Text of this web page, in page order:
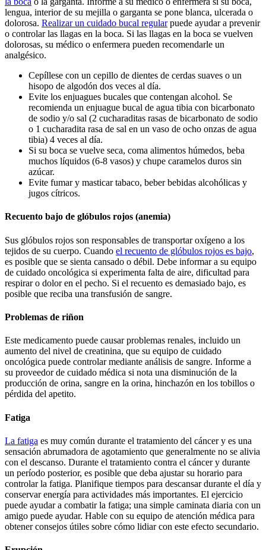
lengua, interior de su mejilla o garganta se pone blanca, ulcerada o
dolorosa. Realizar un cuidado bucal regularpuede ayudar a prevenir
o controlar las llagas en la boca. Si las llagas en la boca se vuelven
dolorosas, su médico o enfermera pueden recomendarle un
analgésico.
Cepíllese con un cepillo de dientes de cerdas suaves o un
hisopo de algodón dos veces al día.
Evite los enjuagues bucales que contengan alcohol. Se
recomienda un enjuague bucal de agua tibia con bicarbonato
de sodio y/o sal (2 cucharaditas rasas de bicarbonato de sodio
o 1 cucharadita rasa de sal en un vaso de ocho onzas de agua
tibia) 4 veces al día.
Si su boca se vuelve seca, coma alimentos húmedos, beba
muchos líquidos (6-8 vasos) y chupe caramelos duros sin
azúcar.
Evite fumar y masticar tabaco, beber bebidas alcohólicas y
jugos cítricos.
Recuento bajo de glóbulos rojos (anemia)
Sus glóbulos rojos son responsables de transportar oxígeno a los
tejidos de su cuerpo. Cuando el recuento de glóbulos rojos es bajo,
es posible que se sienta cansado o débil. Debe informar a su equipo
de cuidado oncológica si experimenta falta de aire, dificultad para
respirar o dolor en el pecho. Si el recuento es demasiado bajo, es
posible que reciba una transfusión de sangre.
Problemas de riñon
Este medicamento puede causar problemas renales, incluido un
aumento del nivel de creatinina, que su equipo de cuidado
oncológica puede controlar mediante análisis de sangre. Informe a
su proveedor de cuidado médica si nota una disminución de la
producción de orina, sangre en la orina, hinchazón en los tobillos o
pérdida del apetito.
Fatiga
La fatiga es muy común durante el tratamiento del cáncer y es una
sensación abrumadora de agotamiento que generalmente no se alivia
con el descanso. Durante el tratamiento contra el cáncer y durante
un período posterior, es posible que deba ajustar su horario para
controlar la fatiga. Planifique tiempos para descansar durante el día y
conservar energía para actividades más importantes. El ejercicio
puede ayudar a combatir la fatiga; una simple caminata diaria con un
amigo puede ayudar. Hable con su equipo de atención médica para
obtener consejos útiles sobre cómo lidiar con este efecto secundario.